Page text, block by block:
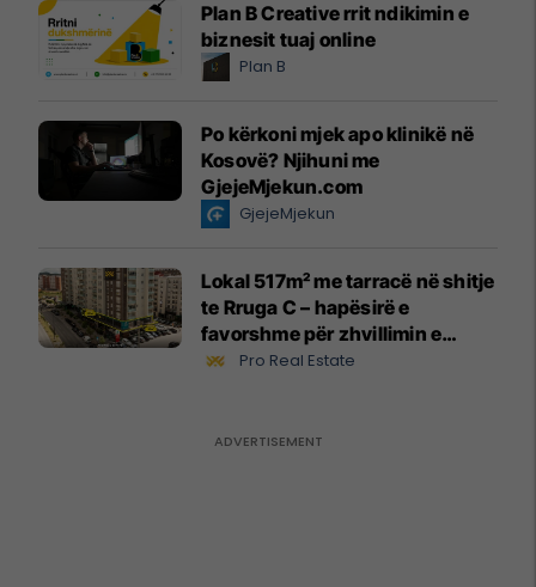
Plan B Creative rrit ndikimin e
biznesit tuaj online
Plan B
Po kërkoni mjek apo klinikë në
Kosovë? Njihuni me
GjejeMjekun.com
GjejeMjekun
Lokal 517m² me tarracë në shitje
te Rruga C – hapësirë e
favorshme për zhvillimin e
biznesit #15796
Pro Real Estate